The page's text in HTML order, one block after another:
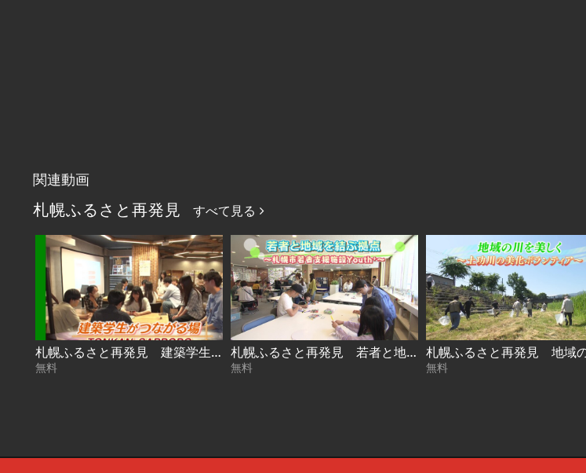
関連動画
札幌ふるさと再発見 すべて見る
札幌ふるさと再発見 建築学生がつながる場～TONKAN SAPPORO～2026年8月1日放送
無料
札幌ふるさと再発見 若者と地域を結ぶ拠点～札幌市若者支援施設 Youth⁺～2026年7月25日放送
無料 無料